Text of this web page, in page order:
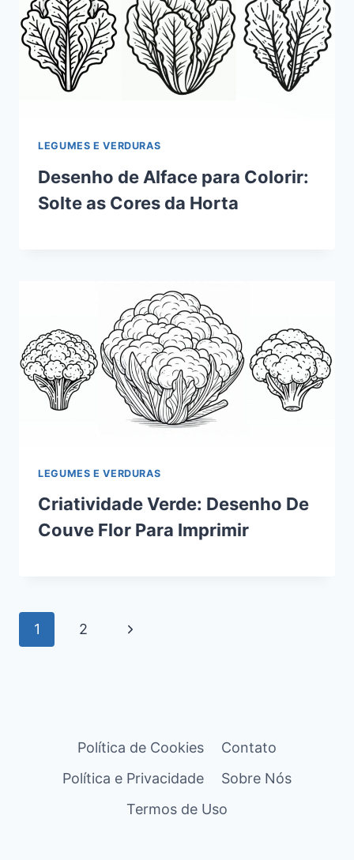
LEGUMES E VERDURAS
Desenho de Alface para Colorir:
Solte as Cores da Horta
LEGUMES E VERDURAS
Criatividade Verde: Desenho De
Couve Flor Para Imprimir
Navegação
1 2
Página
Política de Cookies
Contato
Política e Privacidade
Sobre Nós
Termos de Uso